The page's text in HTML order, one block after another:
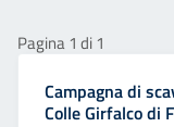
Pagina 1 di 1
Campagna di
Colle Girfalco di